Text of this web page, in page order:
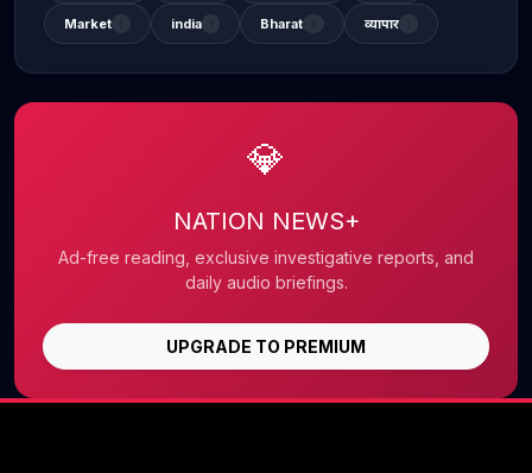
Market india Bharat व्यापार
💎
NATION NEWS+
Ad-free reading, exclusive investigative reports, and
daily audio briefings.
UPGRADE TO PREMIUM